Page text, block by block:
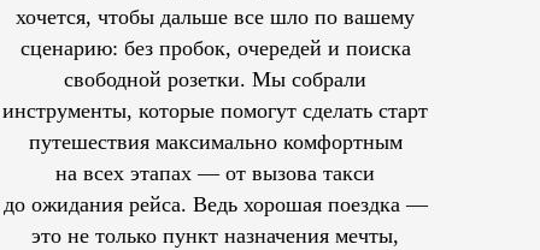
хочется, чтобы дальше все шло по вашему
сценарию: без пробок, очередей и поиска
свободной розетки. Мы собрали
инструменты, которые помогут сделать старт
путешествия максимально комфортным
на всех этапах — от вызова такси
до ожидания рейса. Ведь хорошая поездка —
это не только пункт назначения мечты,